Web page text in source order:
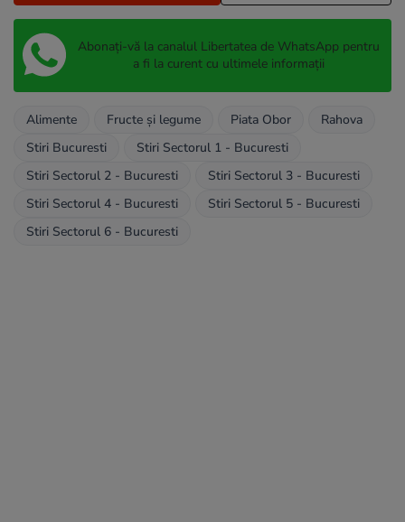
Abonați-vă la canalul Libertatea de WhatsApp pentru
a fi la curent cu ultimele informații
Alimente Fructe și legume Piata Obor
Rahova
Stiri Bucuresti
Stiri Sectorul 1 - Bucuresti
Stiri Sectorul 2 - Bucuresti
Stiri Sectorul 3 - Bucuresti
Stiri Sectorul 4 - Bucuresti
Stiri Sectorul 5 - Bucuresti
Stiri Sectorul 6 - Bucuresti